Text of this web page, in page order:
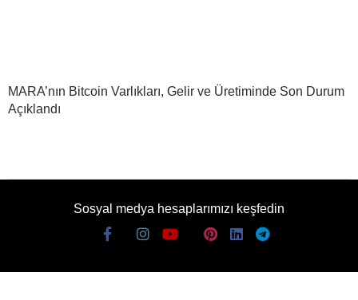
MARA’nın Bitcoin Varlıkları, Gelir ve Üretiminde Son Durum
Açıklandı
Sosyal medya hesaplarımızı keşfedin